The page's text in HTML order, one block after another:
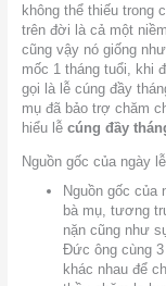
không thể thiếu trong
trên đời là cả một
cũng vậy nó giống
mốc 1 tháng tuổi, khi
gọi là lễ cúng đầy
mụ đã bảo trợ chăm
hiểu lễ cúng đầy
Nguồn gốc của ngày
Nguồn gốc của
bà mụ, tương
nặn cũng như
Đức ông cùng
khác nhau để